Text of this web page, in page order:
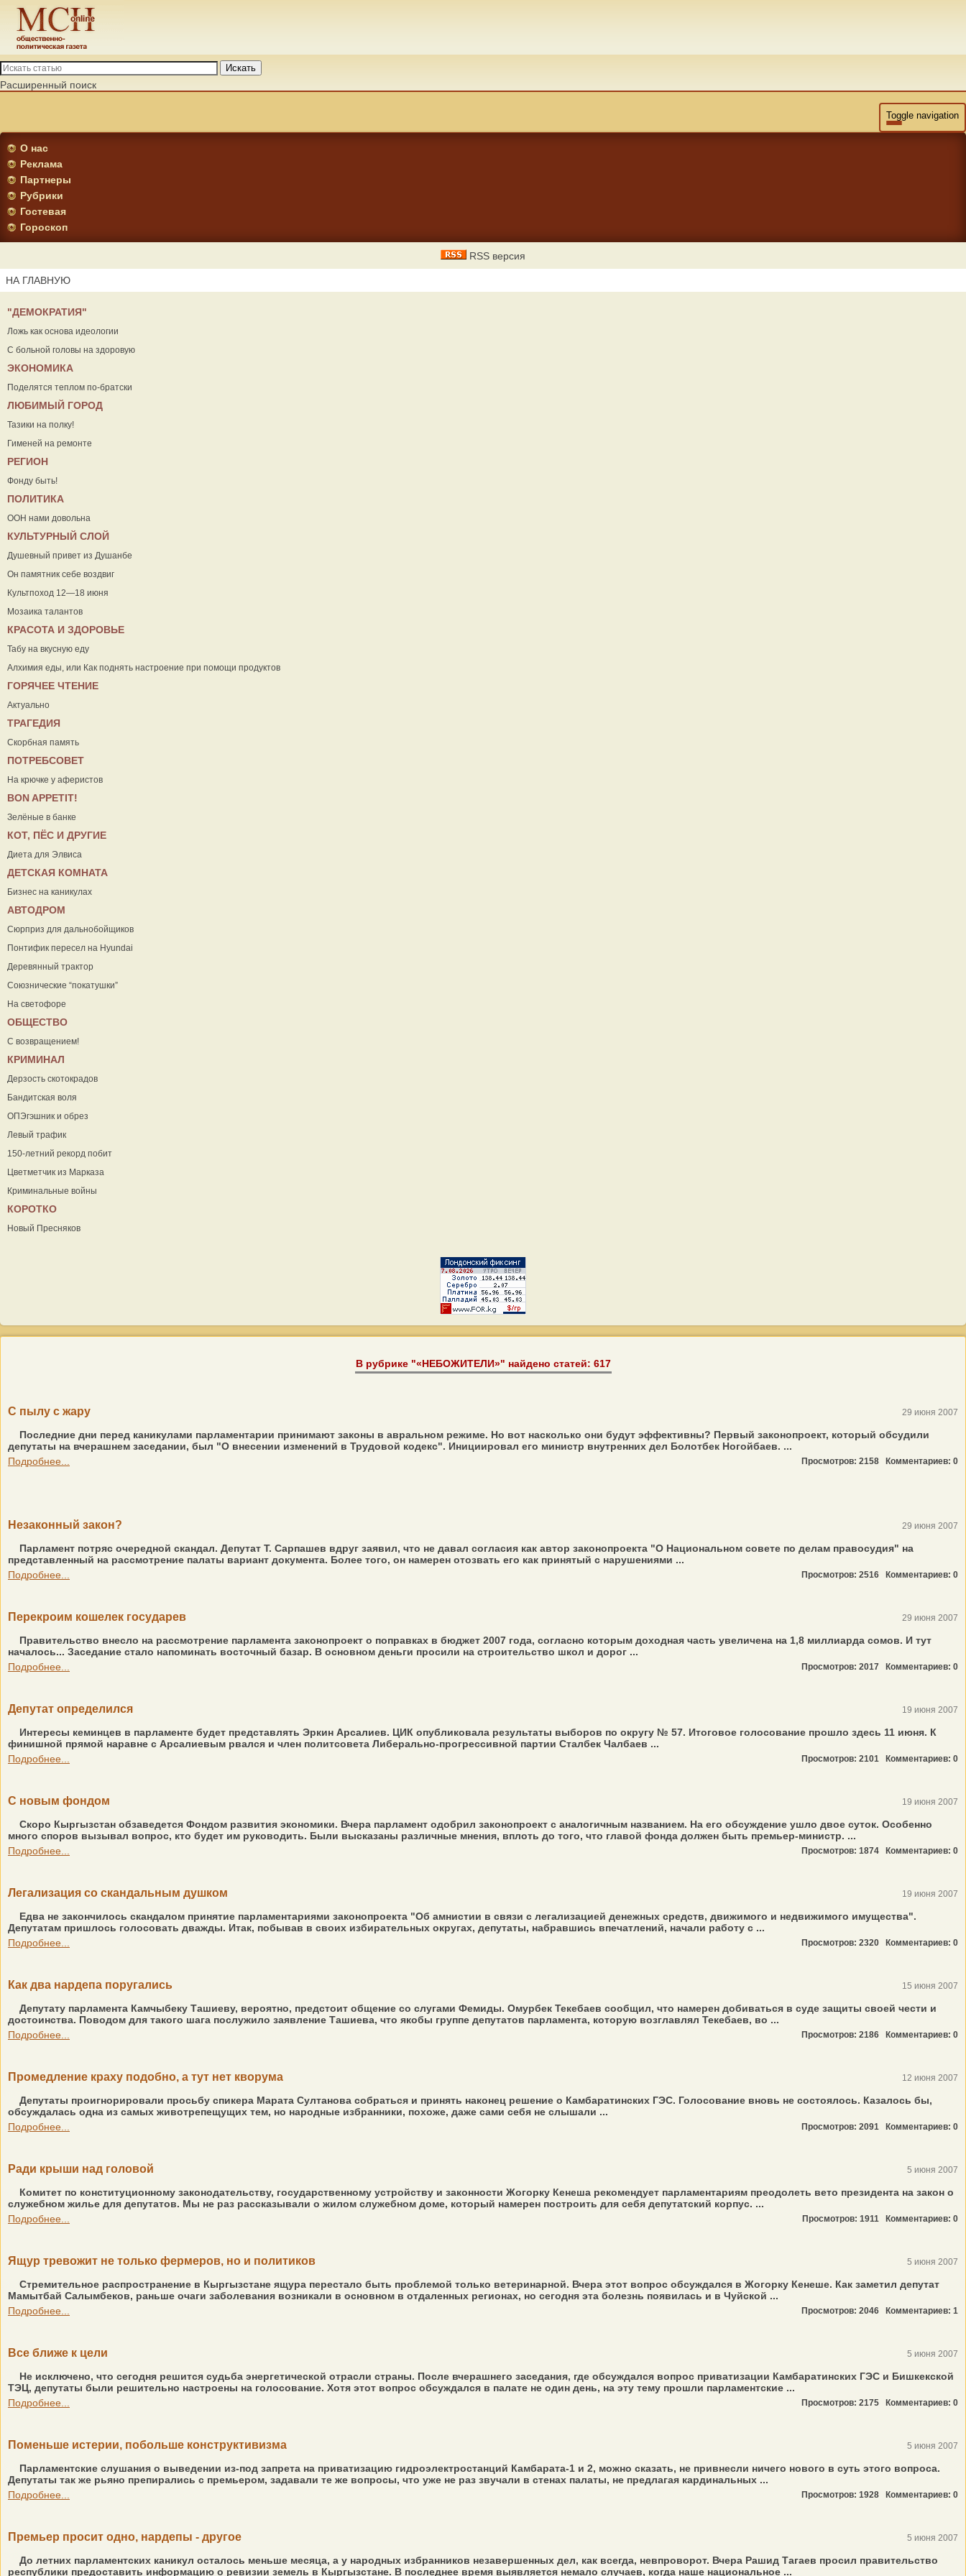
Искать
Расширенный поиск
Toggle navigation
О нас
Реклама
Партнеры
Рубрики
Гостевая
Гороскоп
RSS версия
НА ГЛАВНУЮ
"ДЕМОКРАТИЯ"
Ложь как основа идеологии
С больной головы на здоровую
ЭКОНОМИКА
Поделятся теплом по-братски
ЛЮБИМЫЙ ГОРОД
Тазики на полку!
Гименей на ремонте
РЕГИОН
Фонду быть!
ПОЛИТИКА
ООН нами довольна
КУЛЬТУРНЫЙ СЛОЙ
Душевный привет из Душанбе
Он памятник себе воздвиг
Культпоход 12—18 июня
Мозаика талантов
КРАСОТА И ЗДОРОВЬЕ
Табу на вкусную еду
Алхимия еды, или Как поднять настроение при помощи продуктов
ГОРЯЧЕЕ ЧТЕНИЕ
Актуально
ТРАГЕДИЯ
Скорбная память
ПОТРЕБСОВЕТ
На крючке у аферистов
ВON APPETIT!
Зелёные в банке
КОТ, ПЁС И ДРУГИЕ
Диета для Элвиса
ДЕТСКАЯ КОМНАТА
Бизнес на каникулах
АВТОДРОМ
Сюрприз для дальнобойщиков
Понтифик пересел на Hyundai
Деревянный трактор
Союзнические “покатушки”
На светофоре
ОБЩЕСТВО
С возвращением!
КРИМИНАЛ
Дерзость скотокрадов
Бандитская воля
ОПЭгэшник и обрез
Левый трафик
150-летний рекорд побит
Цветметчик из Марказа
Криминальные войны
КОРОТКО
Новый Пресняков
В рубрике "«НЕБОЖИТЕЛИ»" найдено статей: 617
С пылу с жару 29 июня 2007
Последние дни перед каникулами парламентарии принимают законы в авральном режиме. Но вот насколько они будут эффективны? Первый законопроект, который обсудили
депутаты на вчерашнем заседании, был "О внесении изменений в Трудовой кодекс". Инициировал его министр внутренних дел Болотбек Ногойбаев. ...
Подробнее...
Просмотров: 2158 Комментариев: 0
Незаконный закон? 29 июня 2007
Парламент потряс очередной скандал. Депутат Т. Сарпашев вдруг заявил, что не давал согласия как автор законопроекта "О Национальном совете по делам правосудия" на
представленный на рассмотрение палаты вариант документа. Более того, он намерен отозвать его как принятый с нарушениями ...
Подробнее...
Просмотров: 2516 Комментариев: 0
Перекроим кошелек государев 29 июня 2007
Правительство внесло на рассмотрение парламента законопроект о поправках в бюджет 2007 года, согласно которым доходная часть увеличена на 1,8 миллиарда сомов. И тут
началось... Заседание стало напоминать восточный базар. В основном деньги просили на строительство школ и дорог ...
Подробнее...
Просмотров: 2017 Комментариев: 0
Депутат определился 19 июня 2007
Интересы кеминцев в парламенте будет представлять Эркин Арсалиев. ЦИК опубликовала результаты выборов по округу № 57. Итоговое голосование прошло здесь 11 июня. К
финишной прямой наравне с Арсалиевым рвался и член политсовета Либерально-прогрессивной партии Сталбек Чалбаев ...
Подробнее...
Просмотров: 2101 Комментариев: 0
С новым фондом 19 июня 2007
Скоро Кыргызстан обзаведется Фондом развития экономики. Вчера парламент одобрил законопроект с аналогичным названием. На его обсуждение ушло двое суток. Особенно
много споров вызывал вопрос, кто будет им руководить. Были высказаны различные мнения, вплоть до того, что главой фонда должен быть премьер-министр. ...
Подробнее...
Просмотров: 1874 Комментариев: 0
Легализация со скандальным душком 19 июня 2007
Едва не закончилось скандалом принятие парламентариями законопроекта "Об амнистии в связи с легализацией денежных средств, движимого и недвижимого имущества".
Депутатам пришлось голосовать дважды. Итак, побывав в своих избирательных округах, депутаты, набравшись впечатлений, начали работу с ...
Подробнее...
Просмотров: 2320 Комментариев: 0
Как два нардепа поругались 15 июня 2007
Депутату парламента Камчыбеку Ташиеву, вероятно, предстоит общение со слугами Фемиды. Омурбек Текебаев сообщил, что намерен добиваться в суде защиты своей чести и
достоинства. Поводом для такого шага послужило заявление Ташиева, что якобы группе депутатов парламента, которую возглавлял Текебаев, во ...
Подробнее...
Просмотров: 2186 Комментариев: 0
Промедление краху подобно, а тут нет кворума 12 июня 2007
Депутаты проигнорировали просьбу спикера Марата Султанова собраться и принять наконец решение о Камбаратинских ГЭС. Голосование вновь не состоялось. Казалось бы,
обсуждалась одна из самых животрепещущих тем, но народные избранники, похоже, даже сами себя не слышали ...
Подробнее...
Просмотров: 2091 Комментариев: 0
Ради крыши над головой 5 июня 2007
Комитет по конституционному законодательству, государственному устройству и законности Жогорку Кенеша рекомендует парламентариям преодолеть вето президента на закон о
служебном жилье для депутатов. Мы не раз рассказывали о жилом служебном доме, который намерен построить для себя депутатский корпус. ...
Подробнее...
Просмотров: 1911 Комментариев: 0
Ящур тревожит не только фермеров, но и политиков 5 июня 2007
Стремительное распространение в Кыргызстане ящура перестало быть проблемой только ветеринарной. Вчера этот вопрос обсуждался в Жогорку Кенеше. Как заметил депутат
Мамытбай Салымбеков, раньше очаги заболевания возникали в основном в отдаленных регионах, но сегодня эта болезнь появилась и в Чуйской ...
Подробнее...
Просмотров: 2046 Комментариев: 1
Все ближе к цели 5 июня 2007
Не исключено, что сегодня решится судьба энергетической отрасли страны. После вчерашнего заседания, где обсуждался вопрос приватизации Камбаратинских ГЭС и Бишкекской
ТЭЦ, депутаты были решительно настроены на голосование. Хотя этот вопрос обсуждался в палате не один день, на эту тему прошли парламентские ...
Подробнее...
Просмотров: 2175 Комментариев: 0
Поменьше истерии, побольше конструктивизма 5 июня 2007
Парламентские слушания о выведении из-под запрета на приватизацию гидроэлектростанций Камбарата-1 и 2, можно сказать, не привнесли ничего нового в суть этого вопроса.
Депутаты так же рьяно препирались с премьером, задавали те же вопросы, что уже не раз звучали в стенах палаты, не предлагая кардинальных ...
Подробнее...
Просмотров: 1928 Комментариев: 0
Премьер просит одно, нардепы - другое 5 июня 2007
До летних парламентских каникул осталось меньше месяца, а у народных избранников незавершенных дел, как всегда, невпроворот. Вчера Рашид Тагаев просил правительство
республики предоставить информацию о ревизии земель в Кыргызстане. В последнее время выявляется немало случаев, когда наше национальное ...